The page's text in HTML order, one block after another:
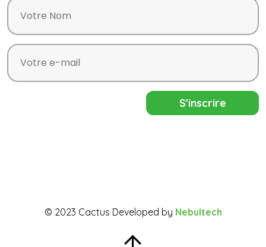
© 2023 Cactus Developed by Nebultech